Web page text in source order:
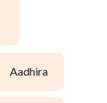
aadhira